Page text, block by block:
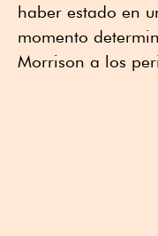
haber estado en
momento
Morrison a los